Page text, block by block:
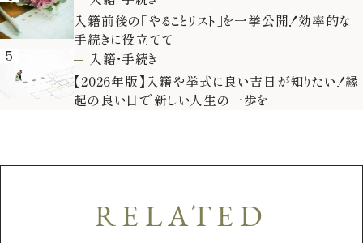
入籍前後の「やることリスト」を一挙公開！効率的な
手続きに役立てて
5
入籍・手続き
【2026年版】入籍や挙式に良い吉日が知りたい！縁
起の良い日で新しい人生の一歩を
RELATED